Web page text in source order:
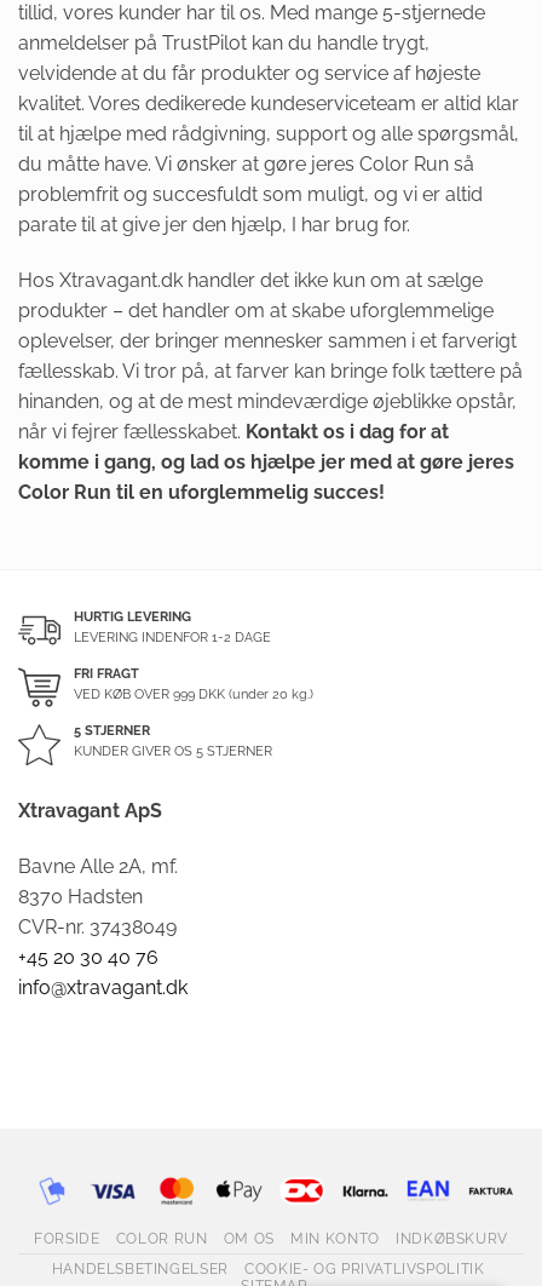
tillid, vores kunder har til os. Med mange 5-stjernede
anmeldelser på TrustPilot kan du handle trygt,
velvidende at du får produkter og service af højeste
kvalitet. Vores dedikerede kundeserviceteam er altid klar
til at hjælpe med rådgivning, support og alle spørgsmål,
du måtte have. Vi ønsker at gøre jeres Color Run så
problemfrit og succesfuldt som muligt, og vi er altid
parate til at give jer den hjælp, I har brug for.
Hos Xtravagant.dk handler det ikke kun om at sælge
produkter – det handler om at skabe uforglemmelige
oplevelser, der bringer mennesker sammen i et farverigt
fællesskab. Vi tror på, at farver kan bringe folk tættere på
hinanden, og at de mest mindeværdige øjeblikke opstår,
når vi fejrer fællesskabet. Kontakt os i dag for at
komme i gang, og lad os hjælpe jer med at gøre jeres
Color Run til en uforglemmelig succes!
Xtravagant ApS
Bavne Alle 2A, mf.
8370 Hadsten
CVR-nr. 37438049
+45 20 30 40 76
info@xtravagant.dk
HURTIG LEVERING
LEVERING INDENFOR 1-2 DAGE
FRI FRAGT
VED KØB OVER 999DKK (under 20 kg.)
5 STJERNER
KUNDER GIVER OS 5 STJERNER
FORSIDE COLOR RUN OM OS MIN KONTO
INDKØBSKURV
HANDELSBETINGELSER
COOKIE- OG PRIVATLIVSPOLITIK